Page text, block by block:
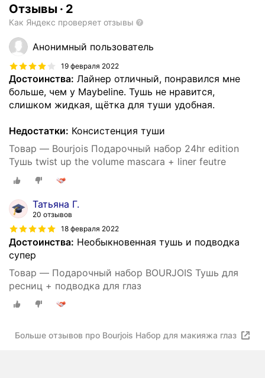
Отзывы · 2
Как Яндекс проверяет отзывы
Анонимный пользователь
19 февраля 2022
Достоинства: Лайнер отличный, понравился мне
больше, чем у Maybeline. Тушь не нравится,
слишком жидкая, щётка для туши удобная.
Недостатки: Консистенция туши
Товар — Bourjois Подарочный набор 24hr edition
Тушь twist up the volume mascara + liner feutre
Татьяна Г.
20 отзывов
18 февраля 2022
Достоинства: Необыкновенная тушь и подводка
супер
Товар — Подарочный набор BOURJOIS Тушь для
ресниц + подводка для глаз
Больше отзывов про Bourjois Набор для макияжа глаз